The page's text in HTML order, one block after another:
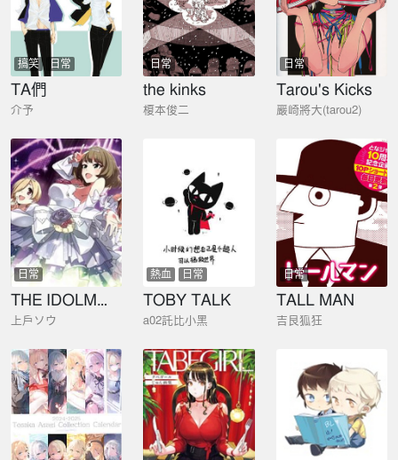
搞笑 日常
TA們
介予
日常
the kinks
榎本俊二
日常
Tarou's Kicks
巖崎將大(tarou2)
日常
THE IDOLM@STER CINDERELLA GIRLS
上戶ソウ
熱血 日常
TOBY TALK
a02託比小黑
日常
TALL MAN
吉良狐狂